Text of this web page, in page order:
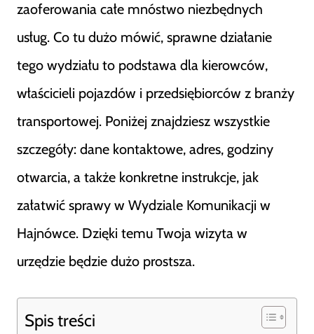
zaoferowania całe mnóstwo niezbędnych
usług. Co tu dużo mówić, sprawne działanie
tego wydziału to podstawa dla kierowców,
właścicieli pojazdów i przedsiębiorców z branży
transportowej. Poniżej znajdziesz wszystkie
szczegóły: dane kontaktowe, adres, godziny
otwarcia, a także konkretne instrukcje, jak
załatwić sprawy w Wydziale Komunikacji w
Hajnówce. Dzięki temu Twoja wizyta w
urzędzie będzie dużo prostsza.
Spis treści